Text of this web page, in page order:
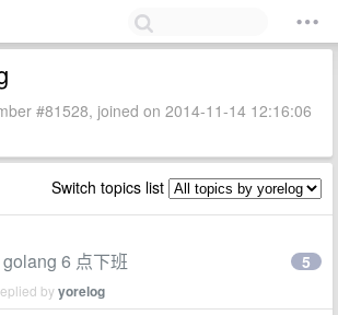
#81528, joined on 2014-11-14 12:16:06
Switch topics list
6 点下班
byyorelog
5